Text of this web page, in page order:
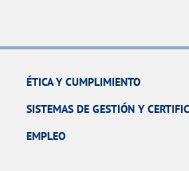
ÉTICA Y CUMPLIMIENTO
SISTEMAS DE GESTIÓN Y
EMPLEO